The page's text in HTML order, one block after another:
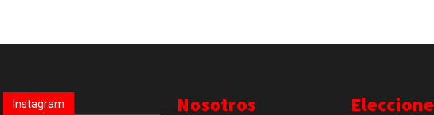
Instagram Nosotros